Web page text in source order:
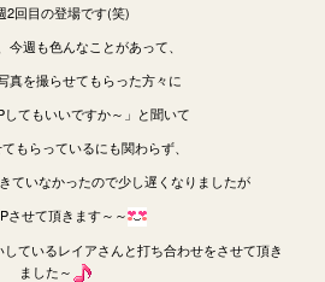
2回目の登場です(笑)
今週も色んなことがあって、
真を撮らせてもらった方々に
してもいいですか～」と聞いて
もらっているにも関わらず、
ていなかったので少し遅くなりましたが
させて頂きます～～
ているレイアさんと打ち合わせをさせて頂き
ました～